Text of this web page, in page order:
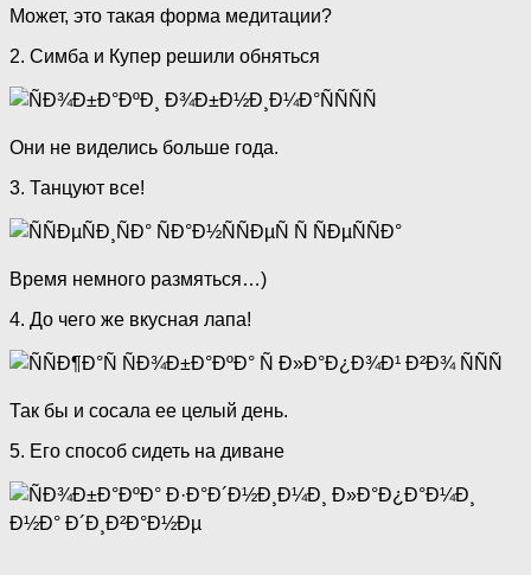
Может, это такая форма медитации?
2. Симба и Купер решили обняться
Они не виделись больше года.
3. Танцуют все!
Время немного размяться…)
4. До чего же вкусная лапа!
Так бы и сосала ее целый день.
5. Его способ сидеть на диване